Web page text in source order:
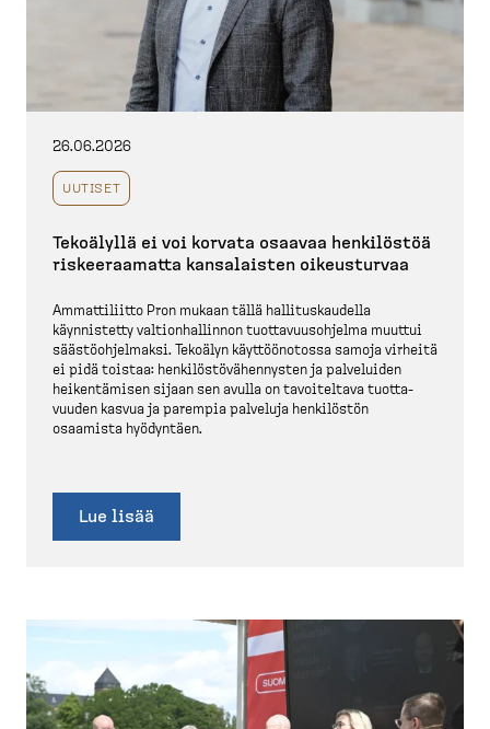
26.06.2026
UUTISET
Tekoälyllä ei voi korvata osaavaa henkilöstöä
riskee­raamatta kansalaisten oikeus­turvaa
Ammatti­liitto Pron mukaan tällä hallitus­kaudella
käynnistetty valtion­hal­linnon tuotta­vuus­ohjelma muuttui
säästö­oh­jelmaksi. Tekoälyn käyttöö­notossa samoja virheitä
ei pidä toistaa: henkilös­tö­vä­hen­nysten ja palveluiden
heiken­tämisen sijaan sen avulla on tavoiteltava tuotta­
vuuden kasvua ja parempia palveluja henkilöstön
osaamista hyödyntäen.
Lue lisää